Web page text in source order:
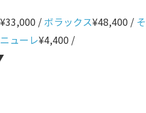
¥33,000 / ボラックス¥48,400 /
ューレ¥4,400 /